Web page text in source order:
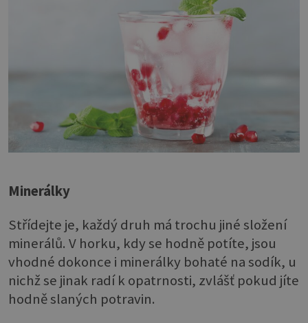
Minerálky
Střídejte je, každý druh má trochu jiné složení
minerálů. V horku, kdy se hodně potíte, jsou
vhodné dokonce i minerálky bohaté na sodík, u
nichž se jinak radí k opatrnosti, zvlášť pokud jíte
hodně slaných potravin.